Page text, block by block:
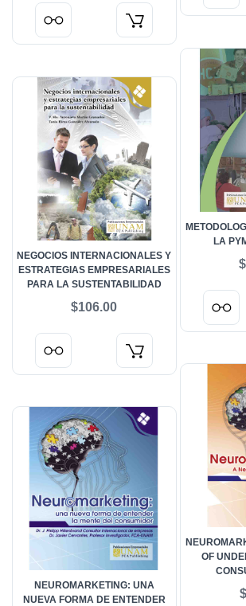
LA
NEGOCIOS INTERNACIONALES Y
ESTRATEGIAS EMPRESARIALES
PARA LA SUSTENTABILIDAD
$106.00
OF
NEUROMARKETING: UNA
NUEVA FORMA DE ENTENDER